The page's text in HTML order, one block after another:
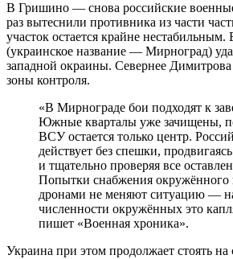
В Гришино — снова российские
раз вытеснили противника из части
участок остается крайне
(украинское название — Мирноград)
западной окраины. Севернее
зоны контроля.
«В Мирнограде бои подходят к
Южные кварталы уже зачищены,
ВСУ остается только центр.
действует без спешки,
и тщательно проверяя все
Попытки снабжения окружённого
дронами не меняют ситуацию —
численности окружённых это
пишет «Военная хроника».
Украина при этом продолжает стоять